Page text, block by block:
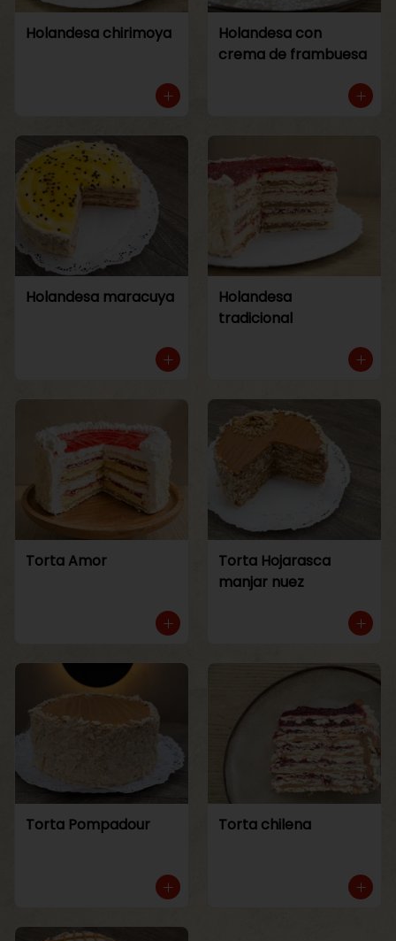
Holandesa chirimoya
Holandesa con
crema de frambuesa
Holandesa maracuya
Holandesa
tradicional
Torta Amor
Torta Hojarasca
manjar nuez
Torta Pompadour Torta chilena